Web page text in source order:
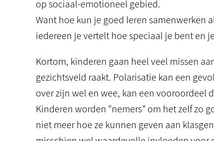
op sociaal-emotioneel gebied.
Want hoe kun je goed leren samenwerken
iedereen je vertelt hoe speciaal je bent en
Kortom, kinderen gaan heel veel missen
gezichtsveld raakt. Polarisatie kan een
over zijn wel en wee, kan een vooroordeel
Kinderen worden “nemers” om het zelf
niet meer hoe ze kunnen geven aan